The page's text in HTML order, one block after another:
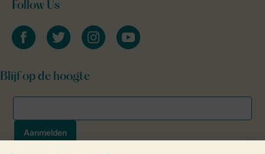
Follow Us
facebooktwitter instagramyoutube
Blijf op de hoogte